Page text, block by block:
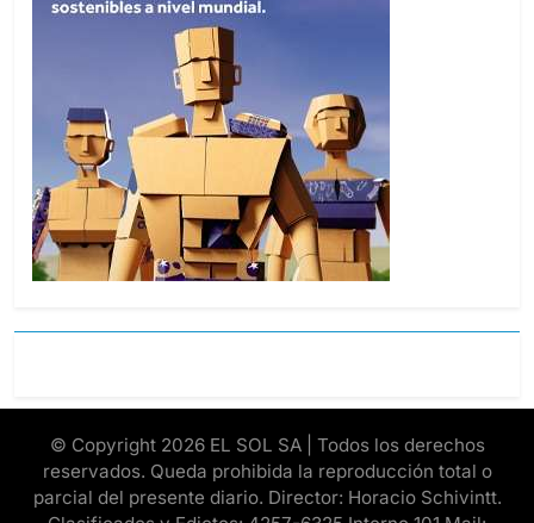
© Copyright 2026 EL SOL SA | Todos los derechos
reservados. Queda prohibida la reproducción total o
parcial del presente diario. Director: Horacio Schivintt.